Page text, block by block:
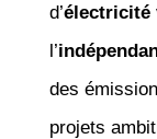
d’électricité
l’
des
projets